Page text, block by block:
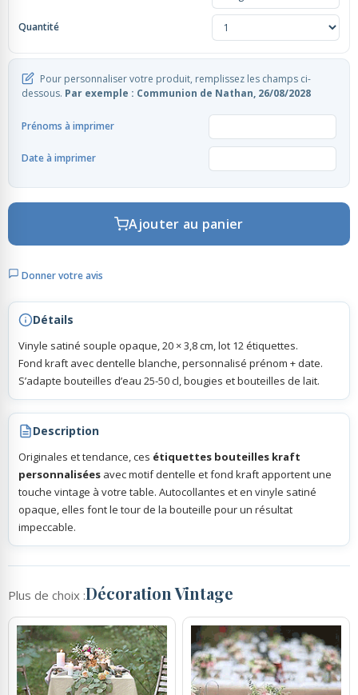
Scrapbooking, Loisirs Créatifs
Quantité
Pour personnaliser votre produit, remplissez les champs ci-
dessous. Par exemple : Communion de Nathan, 26/08/2028
Prénoms à imprimer
Date à imprimer
Ajouter au panier
Donner votre avis
Détails
Vinyle satiné souple opaque, 20 × 3,8 cm, lot 12 étiquettes.
Fond kraft avec dentelle blanche, personnalisé prénom + date.
S’adapte bouteilles d’eau 25-50 cl, bougies et bouteilles de lait.
Description
Originales et tendance, ces étiquettes bouteilles kraft
personnalisées avec motif dentelle et fond kraft apportent une
touche vintage à votre table. Autocollantes et en vinyle satiné
opaque, elles font le tour de la bouteille pour un résultat
impeccable.
Plus de choix :Décoration Vintage